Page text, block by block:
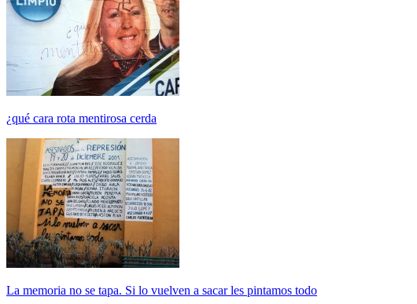
¿qué cara rota mentirosa cerda
La memoria no se tapa. Si lo vuelven a sacar les pintamos todo